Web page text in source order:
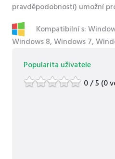
pravděpodobností) umožní
Kompatibilní s:
Windows 8, Windows 7,
Popularita uživatele
0 / 5 (0